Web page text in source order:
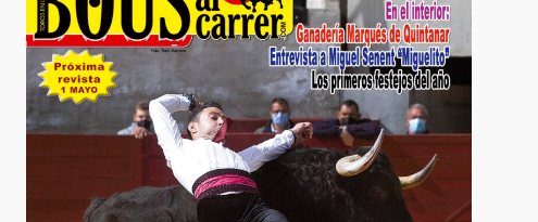
LA
REVISTA
BOUS